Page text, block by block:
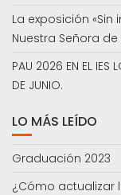
La exposición «Sin
Nuestra Señora
PAU 2026 EN EL IES
DE JUNIO.
LO MÁS LEÍDO
Graduación 2023
¿Cómo actualizar